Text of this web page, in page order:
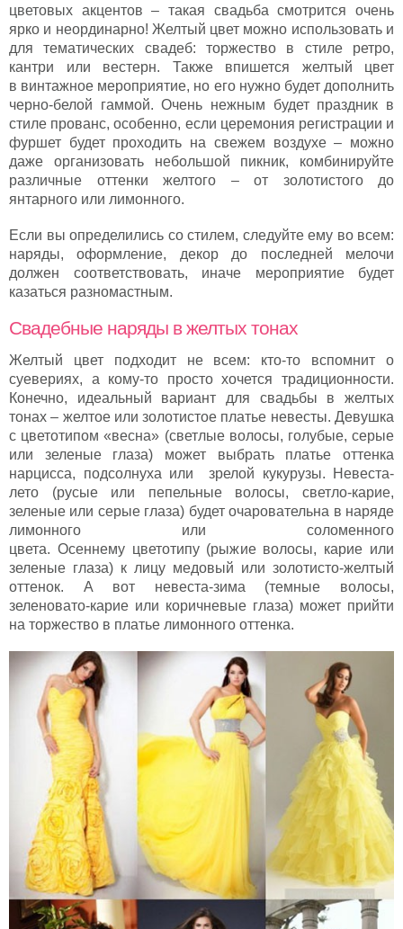
цветовых акцентов – такая свадьба смотрится очень
ярко и неординарно! Желтый цвет можно использовать и
для тематических свадеб: торжество в стиле ретро,
кантри или вестерн. Также впишется желтый цвет
в винтажное мероприятие, но его нужно будет дополнить
черно-белой гаммой. Очень нежным будет праздник в
стиле прованс, особенно, если церемония регистрации и
фуршет будет проходить на свежем воздухе – можно
даже организовать небольшой пикник, комбинируйте
различные оттенки желтого – от золотистого до
янтарного или лимонного.
Если вы определились со стилем, следуйте ему во всем:
наряды, оформление, декор до последней мелочи
должен соответствовать, иначе мероприятие будет
казаться разномастным.
Свадебные наряды в желтых тонах
Желтый цвет подходит не всем: кто-то вспомнит о
суевериях, а кому-то просто хочется традиционности.
Конечно, идеальный вариант для свадьбы в желтых
тонах – желтое или золотистое платье невесты. Девушка
с цветотипом «весна» (светлые волосы, голубые, серые
или зеленые глаза) может выбрать платье оттенка
нарцисса, подсолнуха или зрелой кукурузы. Невеста-
лето (русые или пепельные волосы, светло-карие,
зеленые или серые глаза) будет очаровательна в наряде
лимонного или соломенного
цвета. Осеннему цветотипу (рыжие волосы, карие или
зеленые глаза) к лицу медовый или золотисто-желтый
оттенок. А вот невеста-зима (темные волосы,
зеленовато-карие или коричневые глаза) может прийти
на торжество в платье лимонного оттенка.